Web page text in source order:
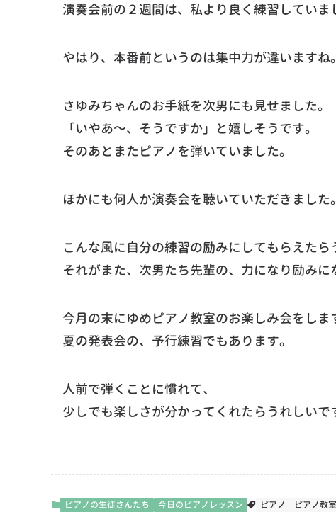
演奏会前の２週間は、私より良く練習していま
やはり、本番前というのは集中力が違いますね。
さゆみちゃんのお手紙を次男にも見せました。
「いやあ～、そうですか」と嬉しそうです。
そのあとまたピアノを弾いていました。
ほかにも何人か演奏会を聴いていただきました。
こんな風に自分の練習の励みにしてもらえたら
それがまた、次男たち先輩の、力になり励みに
今月の末にゆめピアノ教室のお楽しみ会をしま
夏の発表会の、予行練習でもあります。
人前で弾くことに慣れて、
少しでも楽しさが分かってくれたらうれしいで
ピアノの生徒さんたち 今日のピアノレッスン ピアノ ピアノ教室